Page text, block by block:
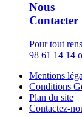
Nous
Contacter
Pour tout
98 61 14 14
Mentions
Conditions
Plan du site
Contactez-